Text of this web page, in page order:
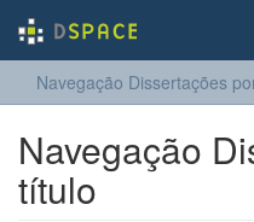
Navegação Dissertações
Navegação
título